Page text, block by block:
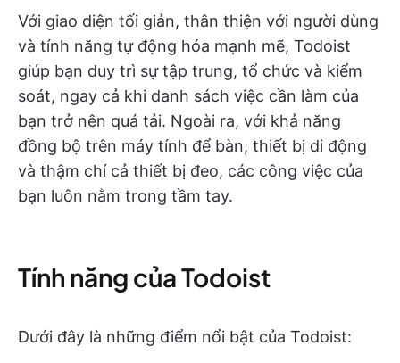
Với giao diện tối giản, thân thiện với người dùng
và tính năng tự động hóa mạnh mẽ, Todoist
giúp bạn duy trì sự tập trung, tổ chức và kiểm
soát, ngay cả khi danh sách việc cần làm của
bạn trở nên quá tải. Ngoài ra, với khả năng
đồng bộ trên máy tính để bàn, thiết bị di động
và thậm chí cả thiết bị đeo, các công việc của
bạn luôn nằm trong tầm tay.
Tính năng của Todoist
Dưới đây là những điểm nổi bật của Todoist: